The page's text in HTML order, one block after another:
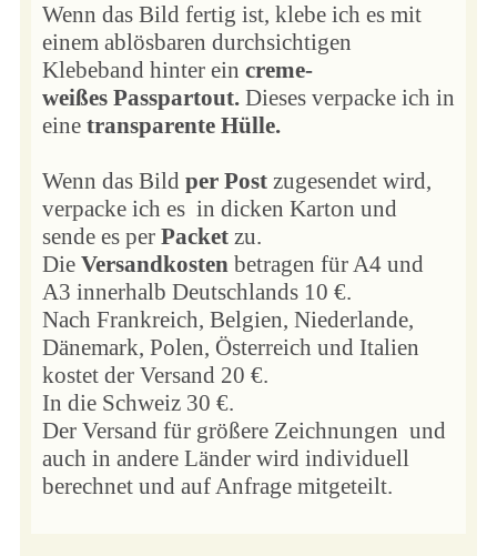
Wenn das Bild fertig ist, klebe ich es mit
einem ablösbaren durchsichtigen
Klebeband hinter ein creme-
weißes Passpartout. Dieses verpacke ich in
eine transparente Hülle.
Wenn das Bild per Post zugesendet wird,
verpacke ich es in dicken Karton und
sende es per Packet zu.
Die Versandkosten betragen für A4 und
A3 innerhalb Deutschlands 10 €.
Nach Frankreich, Belgien, Niederlande,
Dänemark, Polen, Österreich und Italien
kostet der Versand 20 €.
In die Schweiz 30 €.
Der Versand für größere Zeichnungen und
auch in andere Länder wird individuell
berechnet und auf Anfrage mitgeteilt.